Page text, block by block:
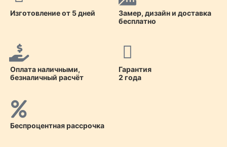
Изготовление от 5 дней
Замер, дизайн и доставка
бесплатно
Оплата наличными,
безналичный расчёт
Гарантия
2 года
Беспроцентная рассрочка